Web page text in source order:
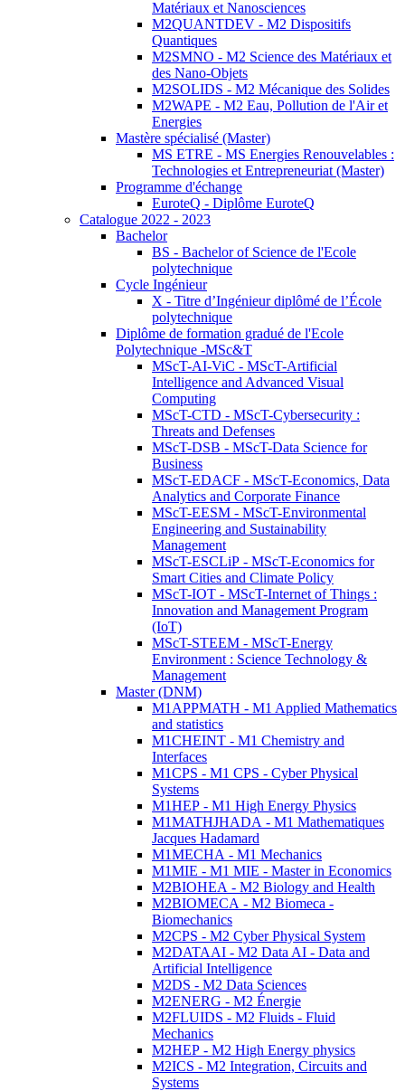
Matériaux et Nanosciences
M2QUANTDEV - M2 Dispositifs
Quantiques
M2SMNO - M2 Science des Matériaux et
des Nano-Objets
M2SOLIDS - M2 Mécanique des Solides
M2WAPE - M2 Eau, Pollution de l'Air et
Energies
Mastère spécialisé (Master)
MS ETRE - MS Energies Renouvelables :
Technologies et Entrepreneuriat (Master)
Programme d'échange
EuroteQ - Diplôme EuroteQ
Catalogue 2022 - 2023
Bachelor
BS - Bachelor of Science de l'Ecole
polytechnique
Cycle Ingénieur
X - Titre d’Ingénieur diplômé de l’École
polytechnique
Diplôme de formation gradué de l'Ecole
Polytechnique -MSc&T
MScT-AI-ViC - MScT-Artificial
Intelligence and Advanced Visual
Computing
MScT-CTD - MScT-Cybersecurity :
Threats and Defenses
MScT-DSB - MScT-Data Science for
Business
MScT-EDACF - MScT-Economics, Data
Analytics and Corporate Finance
MScT-EESM - MScT-Environmental
Engineering and Sustainability
Management
MScT-ESCLiP - MScT-Economics for
Smart Cities and Climate Policy
MScT-IOT - MScT-Internet of Things :
Innovation and Management Program
(IoT)
MScT-STEEM - MScT-Energy
Environment : Science Technology &
Management
Master (DNM)
M1APPMATH - M1 Applied Mathematics
and statistics
M1CHEINT - M1 Chemistry and
Interfaces
M1CPS - M1 CPS - Cyber Physical
Systems
M1HEP - M1 High Energy Physics
M1MATHJHADA - M1 Mathematiques
Jacques Hadamard
M1MECHA - M1 Mechanics
M1MIE - M1 MIE - Master in Economics
M2BIOHEA - M2 Biology and Health
M2BIOMECA - M2 Biomeca -
Biomechanics
M2CPS - M2 Cyber Physical System
M2DATAAI - M2 Data AI - Data and
Artificial Intelligence
M2DS - M2 Data Sciences
M2ENERG - M2 Énergie
M2FLUIDS - M2 Fluids - Fluid
Mechanics
M2HEP - M2 High Energy physics
M2ICS - M2 Integration, Circuits and
Systems